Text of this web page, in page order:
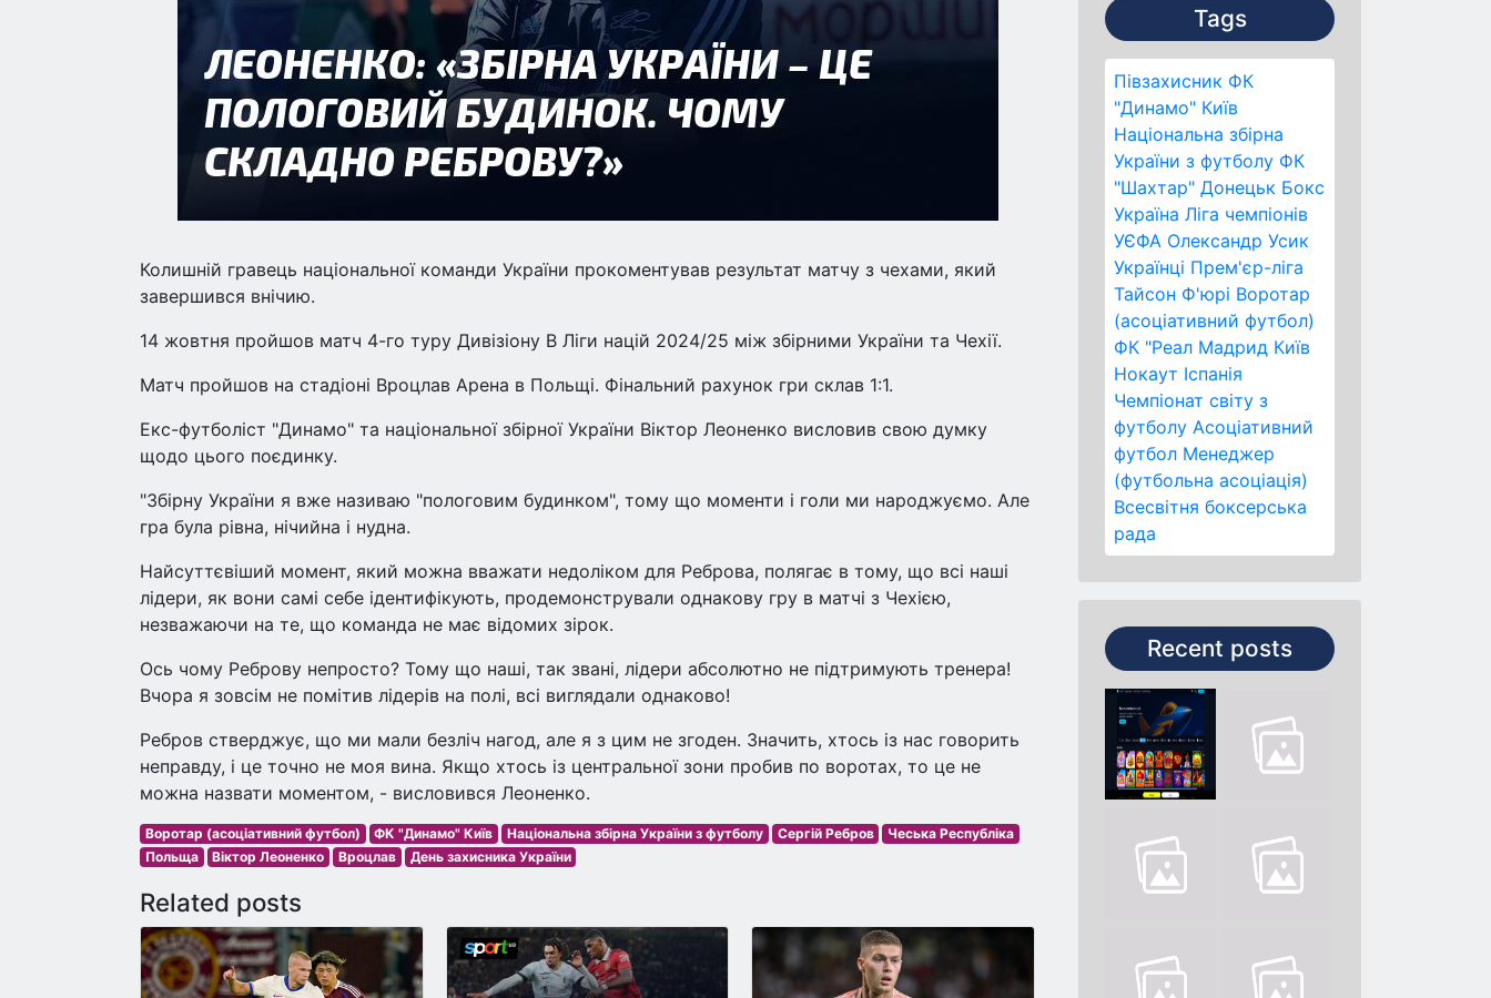
Tags
Півзахисник ФК
"Динамо" Київ
Національна збірна
України з футболу ФК
"Шахтар" Донецьк Бокс
Україна Ліга чемпіонів
УЄФА Олександр Усик
Українці Прем'єр-ліга
Тайсон Ф'юрі Воротар
(асоціативний футбол)
ФК "Реал Мадрид Київ
Нокаут Іспанія
Чемпіонат світу з
футболу Асоціативний
футбол Менеджер
(футбольна асоціація)
Всесвітня боксерська
рада
Recent posts
Колишній гравець національної команди України прокоментував результат матчу з чехами, який
завершився внічию.
14 жовтня пройшов матч 4-го туру Дивізіону В Ліги націй 2024/25 між збірними України та Чехії.
Матч пройшов на стадіоні Вроцлав Арена в Польщі. Фінальний рахунок гри склав 1:1.
Екс-футболіст "Динамо" та національної збірної України Віктор Леоненко висловив свою думку
щодо цього поєдинку.
"Збірну України я вже називаю "пологовим будинком", тому що моменти і голи ми народжуємо. Але
гра була рівна, нічийна і нудна.
Найсуттєвіший момент, який можна вважати недоліком для Реброва, полягає в тому, що всі наші
лідери, як вони самі себе ідентифікують, продемонстрували однакову гру в матчі з Чехією,
незважаючи на те, що команда не має відомих зірок.
Ось чому Реброву непросто? Тому що наші, так звані, лідери абсолютно не підтримують тренера!
Вчора я зовсім не помітив лідерів на полі, всі виглядали однаково!
Ребров стверджує, що ми мали безліч нагод, але я з цим не згоден. Значить, хтось із нас говорить
неправду, і це точно не моя вина. Якщо хтось із центральної зони пробив по воротах, то це не
можна назвати моментом, - висловився Леоненко.
Воротар (асоціативний футбол) ФК "Динамо" Київ Національна збірна України з футболу Сергій Ребров
Чеська Республіка
Польща
Віктор Леоненко Вроцлав День захисника України
Related posts